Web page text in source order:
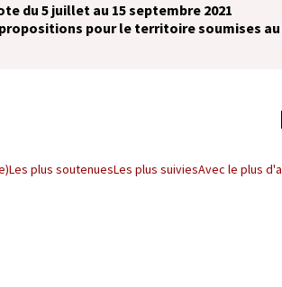
du 5 juillet au 15 septembre 2021
pour le territoire soumises au
Les plus soutenuesLes plus suiviesAvec le plus